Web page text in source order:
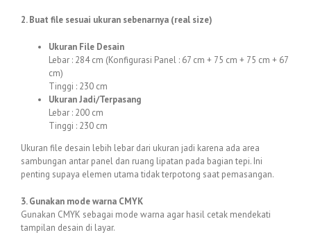
2. Buat file sesuai ukuran sebenarnya (real size)
Ukuran File Desain
Lebar : 284 cm (Konfigurasi Panel : 67 cm + 75 cm + 75 cm + 67
cm)
Tinggi : 230 cm
Ukuran Jadi/Terpasang
Lebar : 200 cm
Tinggi : 230 cm
Ukuran file desain lebih lebar dari ukuran jadi karena ada area
sambungan antar panel dan ruang lipatan pada bagian tepi. Ini
penting supaya elemen utama tidak terpotong saat pemasangan.
3. Gunakan mode warna CMYK
Gunakan CMYK sebagai mode warna agar hasil cetak mendekati
tampilan desain di layar.